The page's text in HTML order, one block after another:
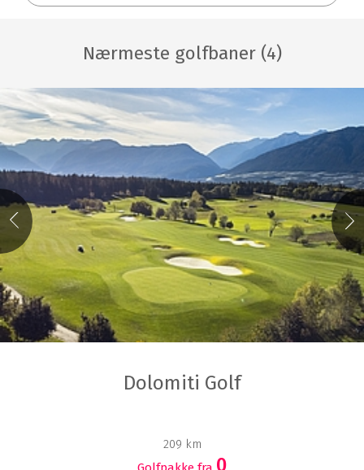
Nærmeste golfbaner (4)
Dolomiti Golf
209 km
0